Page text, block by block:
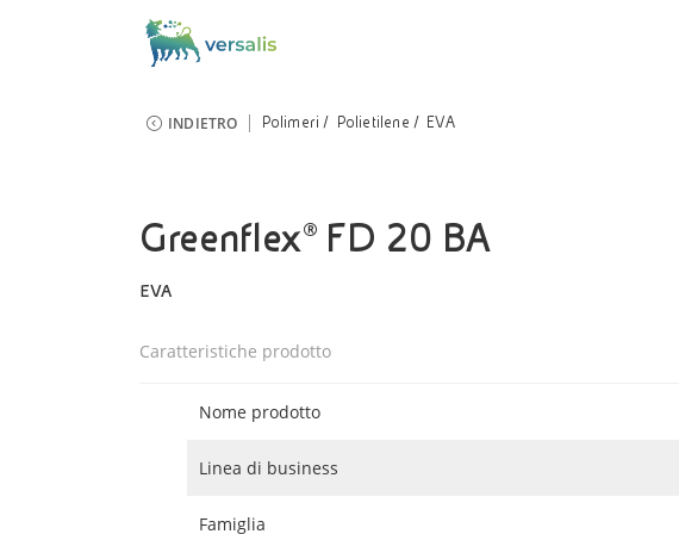
INDIETRO Polimeri Polietilene EVA
Greenflex® FD 20 BA
EVA
Caratteristiche prodotto
Nome prodotto
Linea di business
Famiglia